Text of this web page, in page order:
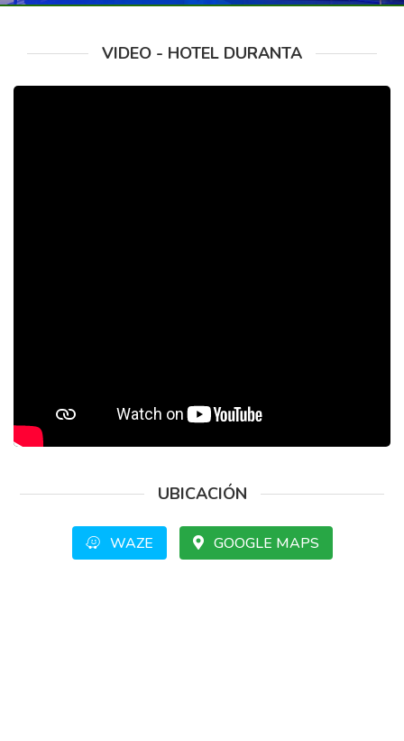
VIDEO - HOTEL DURANTA
UBICACIÓN
WAZE GOOGLE MAPS